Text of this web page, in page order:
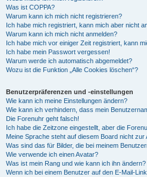
Was ist COPPA?
Warum kann ich mich nicht registrieren?
Ich habe mich registriert, kann mich aber nicht
Warum kann ich mich nicht anmelden?
Ich habe mich vor einiger Zeit registriert, kann
Ich habe mein Passwort vergessen!
Warum werde ich automatisch abgemeldet?
Wozu ist die Funktion „Alle Cookies löschen“?
Benutzerpräferenzen und -einstellungen
Wie kann ich meine Einstellungen ändern?
Wie kann ich verhindern, dass mein
Die Forenuhr geht falsch!
Ich habe die Zeitzone eingestellt, aber die
Meine Sprache steht auf diesem Board nicht zur
Was sind das für Bilder, die bei meinem
Wie verwende ich einen Avatar?
Was ist mein Rang und wie kann ich ihn ändern?
Wenn ich bei einem Benutzer auf den E-Mail-